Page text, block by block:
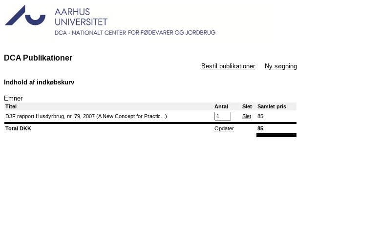
DCA Publikationer
Bestil publikationer Ny søgning
Indhold af indkøbskurv
Emner
Titel Antal Slet
Samlet pris
DJF rapport Husdyrbrug, nr. 79, 2007 (A New Concept for Practic...)
Slet 85
Total DKK Opdater 85